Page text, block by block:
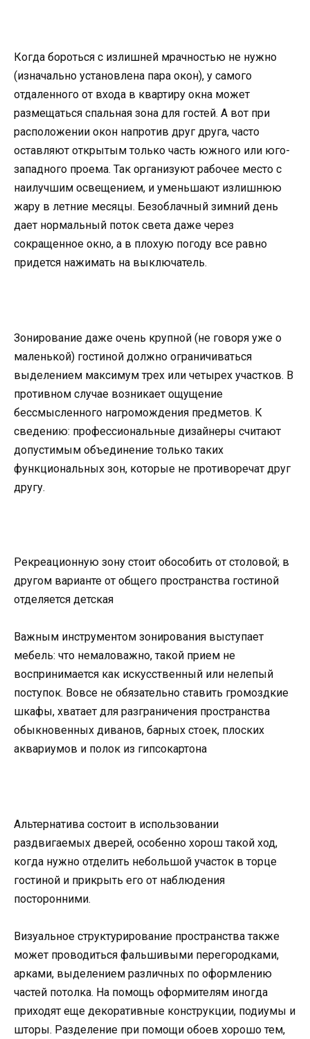
Когда бороться с излишней мрачностью не нужно
(изначально установлена пара окон), у самого
отдаленного от входа в квартиру окна может
размещаться спальная зона для гостей. А вот при
расположении окон напротив друг друга, часто
оставляют открытым только часть южного или юго-
западного проема. Так организуют рабочее место с
наилучшим освещением, и уменьшают излишнюю
жару в летние месяцы. Безоблачный зимний день
дает нормальный поток света даже через
сокращенное окно, а в плохую погоду все равно
придется нажимать на выключатель.
Зонирование даже очень крупной (не говоря уже о
маленькой) гостиной должно ограничиваться
выделением максимум трех или четырех участков. В
противном случае возникает ощущение
бессмысленного нагромождения предметов. К
сведению: профессиональные дизайнеры считают
допустимым объединение только таких
функциональных зон, которые не противоречат друг
другу.
Рекреационную зону стоит обособить от столовой; в
другом варианте от общего пространства гостиной
отделяется детская
Важным инструментом зонирования выступает
мебель: что немаловажно, такой прием не
воспринимается как искусственный или нелепый
поступок. Вовсе не обязательно ставить громоздкие
шкафы, хватает для разграничения пространства
обыкновенных диванов, барных стоек, плоских
аквариумов и полок из гипсокартона
Альтернатива состоит в использовании
раздвигаемых дверей, особенно хорош такой ход,
когда нужно отделить небольшой участок в торце
гостиной и прикрыть его от наблюдения
посторонними.
Визуальное структурирование пространства также
может проводиться фальшивыми перегородками,
арками, выделением различных по оформлению
частей потолка. На помощь оформителям иногда
приходят еще декоративные конструкции, подиумы и
шторы. Разделение при помощи обоев хорошо тем,